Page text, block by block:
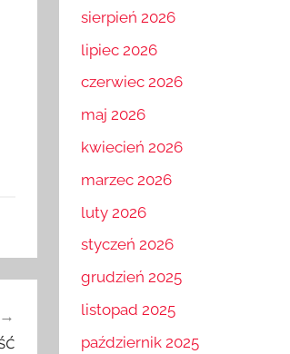
sierpień 2026
lipiec 2026
czerwiec 2026
maj 2026
kwiecień 2026
marzec 2026
luty 2026
styczeń 2026
grudzień 2025
listopad 2025
październik 2025